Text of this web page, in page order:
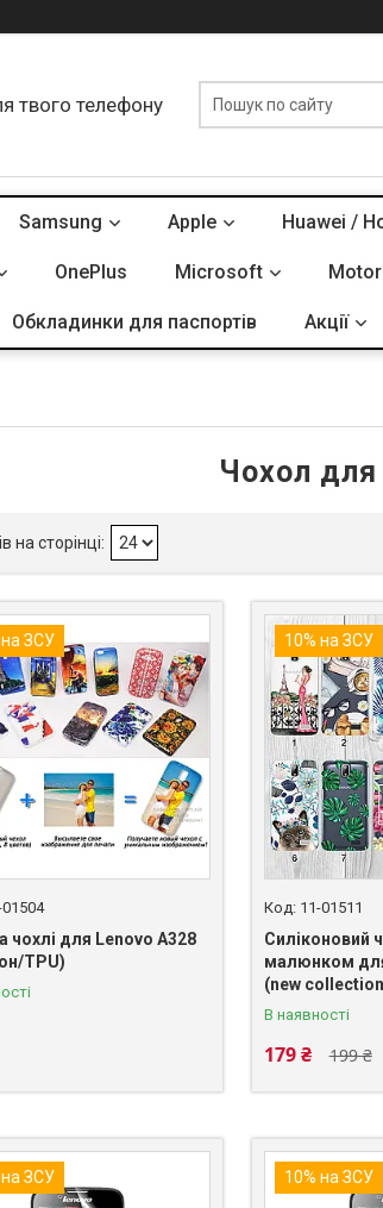
твого телефону
Samsung Apple Huawei /
OnePlus Microsoft
Обкладинки для паспортів Акції
Чохол для
на ЗСУ
01504
чохлі для Lenovo A328
TPU)
10% на ЗСУ
11-01511
Силіконовий
малюнком
(new
В наявності
199 ₴
179 ₴
на ЗСУ 10% на ЗСУ